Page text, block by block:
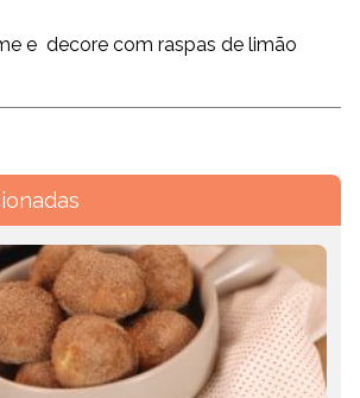
e decore com raspas de limão